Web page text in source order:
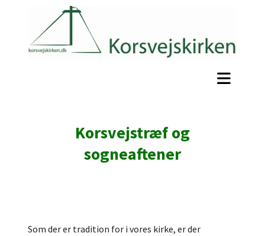
Korsvejstræf og
sogneaftener
Som der er tradition for i vores kirke, er der